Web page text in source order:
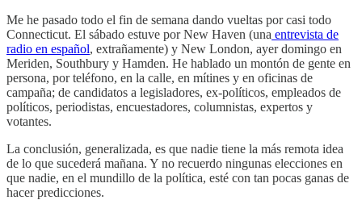
Me he pasado todo el fin de semana dando vueltas por casi todo
Connecticut. El sábado estuve por New Haven (una entrevista de
radio en español, extrañamente) y New London, ayer domingo en
Meriden, Southbury y Hamden. He hablado un montón de gente en
persona, por teléfono, en la calle, en mítines y en oficinas de
campaña; de candidatos a legisladores, ex-políticos, empleados de
políticos, periodistas, encuestadores, columnistas, expertos y
votantes.
La conclusión, generalizada, es que nadie tiene la más remota idea
de lo que sucederá mañana. Y no recuerdo ningunas elecciones en
que nadie, en el mundillo de la política, esté con tan pocas ganas de
hacer predicciones.